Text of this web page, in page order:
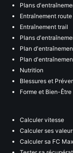
Plans
Entraînement route
Entraînement trail
Plans
Plan
Plan
Nutrition
Blessures et
Forme et Bien-Être
Calculer vitesse
Calculer ses
Calculer sa FC Max